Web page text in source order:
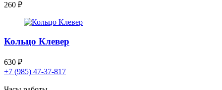
260 ₽
Кольцо Клевер
630 ₽
+7 (985) 47-37-817